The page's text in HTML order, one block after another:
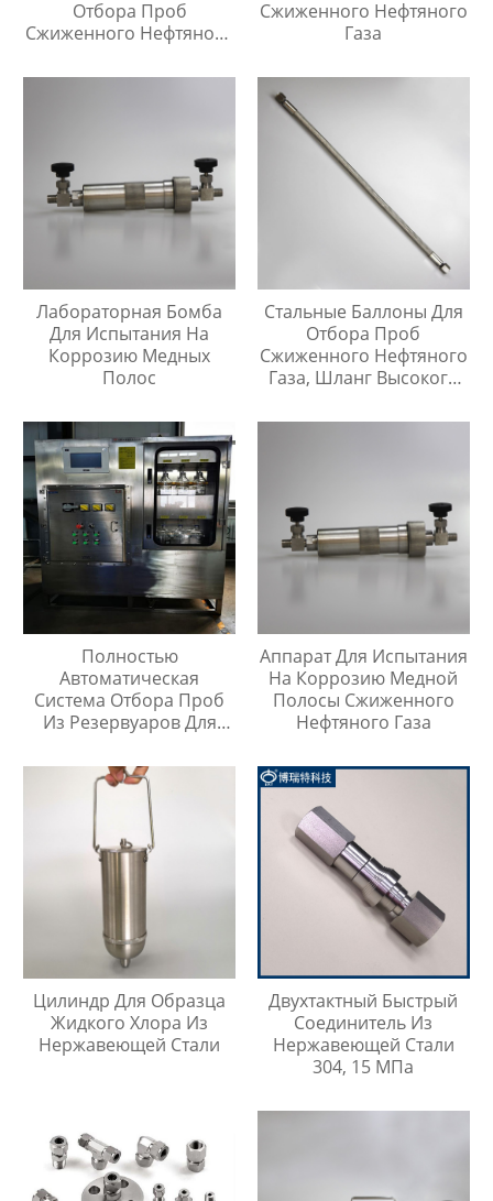
Отбора Проб
Сжиженного Нефтяного
Сжиженного Нефтяного
Газа
Лабораторная Бомба
Для Испытания На
Коррозию Медных
Полос
Стальные Баллоны Для
Отбора Проб
Сжиженного Нефтяного
Газа, Шланг Высокого
Метр
Полностью
Автоматическая
Система Отбора Проб
Из Резервуаров Для
Любой Высоте
Аппарат Для Испытания
На Коррозию Медной
Полосы Сжиженного
Нефтяного Газа
Цилиндр Для Образца
Жидкого Хлора Из
Нержавеющей Стали
Двухтактный Быстрый
Соединитель Из
Нержавеющей Стали
304, 15 МПа